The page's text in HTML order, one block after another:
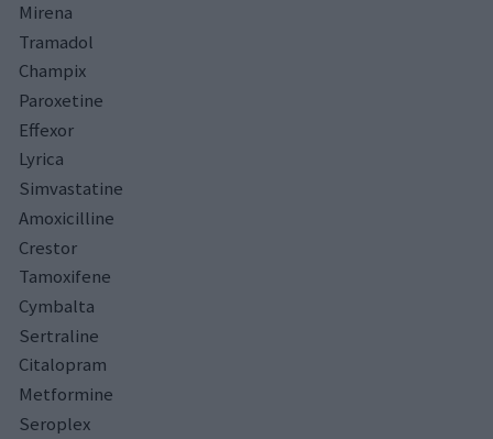
Mirena
Tramadol
Champix
Paroxetine
Effexor
Lyrica
Simvastatine
Amoxicilline
Crestor
Tamoxifene
Cymbalta
Sertraline
Citalopram
Metformine
Seroplex